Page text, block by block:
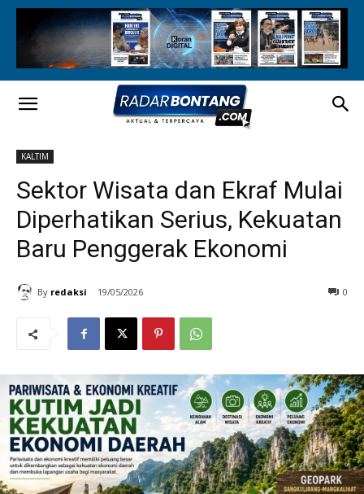
KALTIM
Sektor Wisata dan Ekraf Mulai
Diperhatikan Serius, Kekuatan
Baru Penggerak Ekonomi
By redaksi 19/05/2026 0